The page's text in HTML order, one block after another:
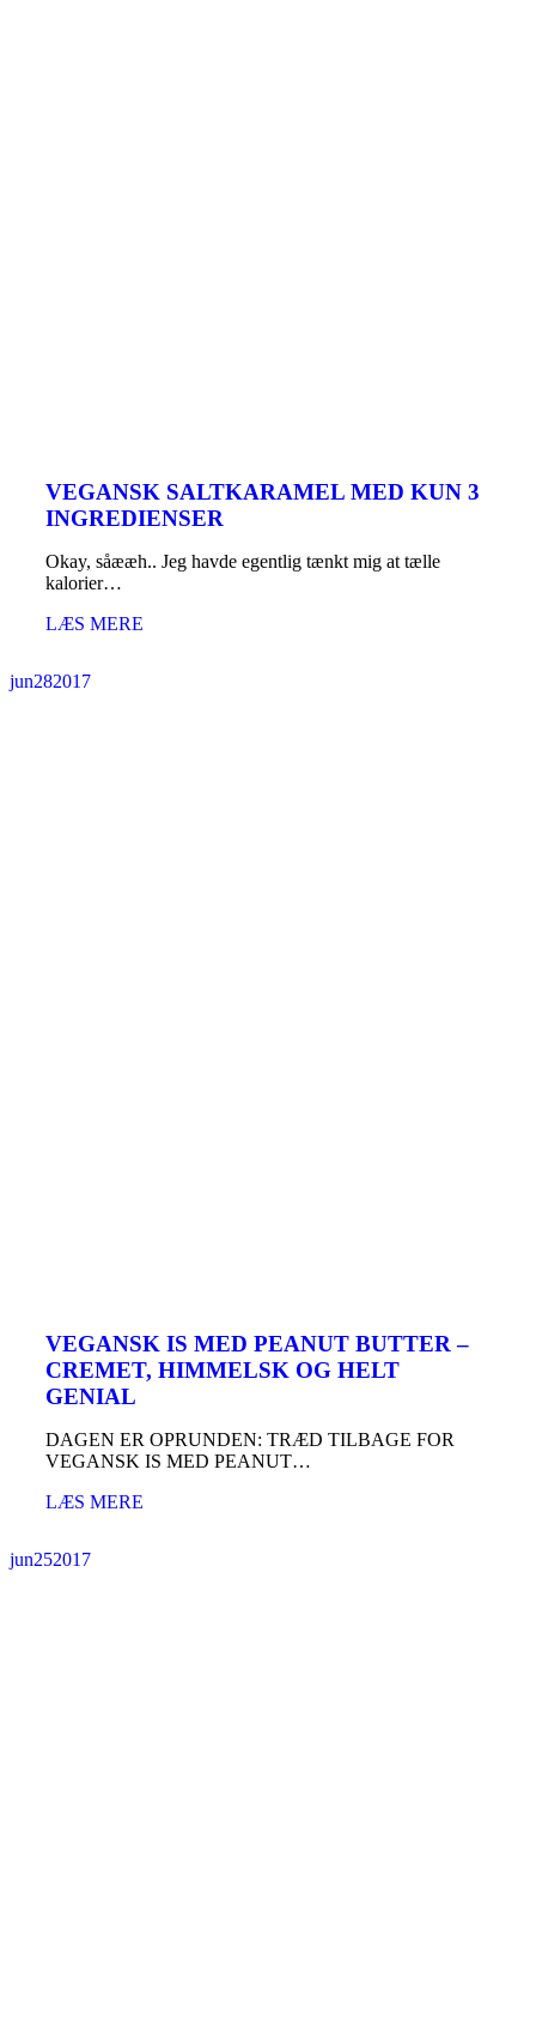
VEGANSK SALTKARAMEL MED KUN 3
INGREDIENSER
Okay, såææh.. Jeg havde egentlig tænkt mig at tælle
kalorier…
LÆS MERE
jun282017
VEGANSK IS MED PEANUT BUTTER –
CREMET, HIMMELSK OG HELT
GENIAL
DAGEN ER OPRUNDEN: TRÆD TILBAGE FOR
VEGANSK IS MED PEANUT…
LÆS MERE
jun252017